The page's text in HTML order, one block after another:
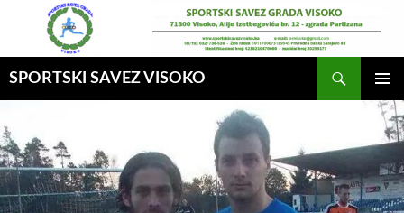
SPORTSKI SAVEZ VISOKO
GLAVNI
MENI